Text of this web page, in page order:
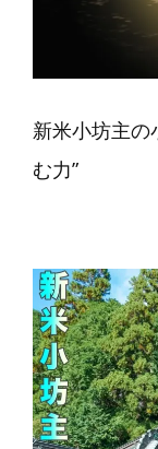
新米小坊主
む力”